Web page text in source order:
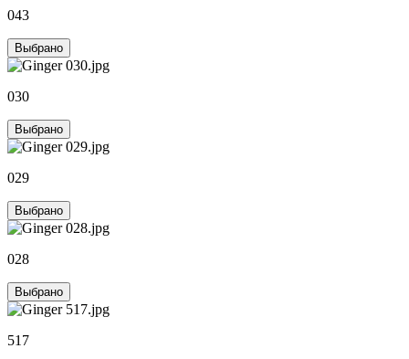
043
Выбрано
030
Выбрано
029
Выбрано
028
Выбрано
517